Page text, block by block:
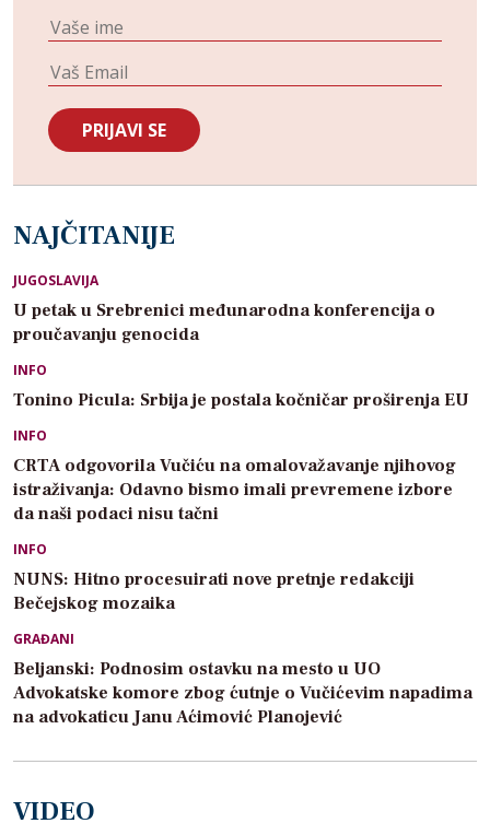
NAJČITANIJE
JUGOSLAVIJA
U petak u Srebrenici međunarodna konferencija o
proučavanju genocida
INFO
Tonino Picula: Srbija je postala kočničar proširenja EU
INFO
CRTA odgovorila Vučiću na omalovažavanje njihovog
istraživanja: Odavno bismo imali prevremene izbore
da naši podaci nisu tačni
INFO
NUNS: Hitno procesuirati nove pretnje redakciji
Bečejskog mozaika
GRAĐANI
Beljanski: Podnosim ostavku na mesto u UO
Advokatske komore zbog ćutnje o Vučićevim napadima
na advokaticu Janu Aćimović Planojević
VIDEO